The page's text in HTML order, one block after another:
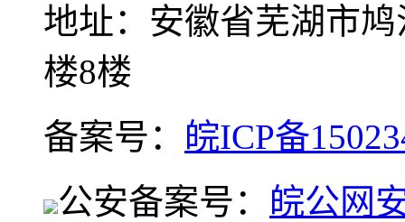
地址：安徽省芜湖市
楼8楼
备案号： 皖ICP备
公安备案号： 皖公网